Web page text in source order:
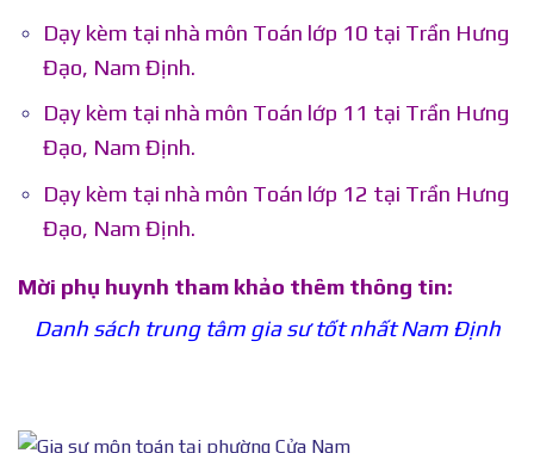
Dạy kèm tại nhà môn Toán lớp 10 tại Trần Hưng
Đạo, Nam Định.
Dạy kèm tại nhà môn Toán lớp 11 tại Trần Hưng
Đạo, Nam Định.
Dạy kèm tại nhà môn Toán lớp 12 tại Trần Hưng
Đạo, Nam Định.
Mời phụ huynh tham khảo thêm thông tin:
Danh sách trung tâm gia sư tốt nhất Nam Định